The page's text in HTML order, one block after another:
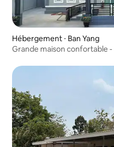
Hébergement ⋅ Ban Yang
Grande maison confortable -